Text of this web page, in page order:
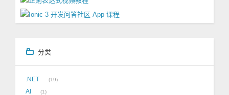
分类
.NET 19
AI 1